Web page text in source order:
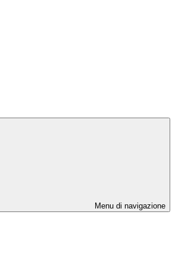
Menu di navigazione